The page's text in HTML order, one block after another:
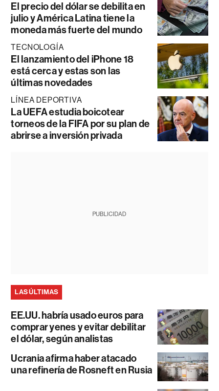
El precio del dólar se debilita en
julio y América Latina tiene la
moneda más fuerte del mundo
TECNOLOGÍA
El lanzamiento del iPhone 18
está cerca y estas son las
últimas novedades
LÍNEA DEPORTIVA
La UEFA estudia boicotear
torneos de la FIFA por su plan de
abrirse a inversión privada
PUBLICIDAD
LAS ÚLTIMAS
EE.UU. habría usado euros para
comprar yenes y evitar debilitar
el dólar, según analistas
Ucrania afirma haber atacado
una refinería de Rosneft en Rusia